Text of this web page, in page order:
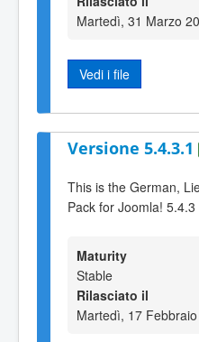
Martedì, 31 Marzo
Vedi i file
Versione 5.4.3.1
This is the German,
Pack for Joomla! 5.4.3
Maturity
Stable
Rilasciato il
Martedì, 17